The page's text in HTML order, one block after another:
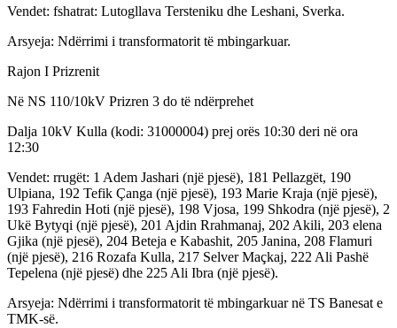
Vendet: fshatrat: Lutogllava Tersteniku dhe Leshani, Sverka.
Arsyeja: Ndërrimi i transformatorit të mbingarkuar.
Rajon I Prizrenit
Në NS 110/10kV Prizren 3 do të ndërprehet
Dalja 10kV Kulla (kodi: 31000004) prej orës 10:30 deri në ora
12:30
Vendet: rrugët: 1 Adem Jashari (një pjesë), 181 Pellazgët, 190
Ulpiana, 192 Tefik Çanga (një pjesë), 193 Marie Kraja (një pjesë),
193 Fahredin Hoti (një pjesë), 198 Vjosa, 199 Shkodra (një pjesë), 2
Ukë Bytyqi (një pjesë), 201 Ajdin Rrahmanaj, 202 Akili, 203 elena
Gjika (një pjesë), 204 Beteja e Kabashit, 205 Janina, 208 Flamuri
(një pjesë), 216 Rozafa Kulla, 217 Selver Maçkaj, 222 Ali Pashë
Tepelena (një pjesë) dhe 225 Ali Ibra (një pjesë).
Arsyeja: Ndërrimi i transformatorit të mbingarkuar në TS Banesat e
TMK-së.